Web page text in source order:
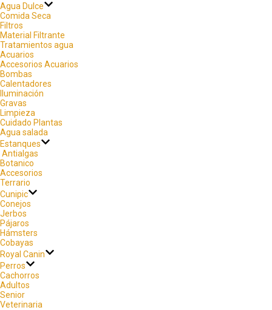
Agua Dulce
Comida Seca
Filtros
Material Filtrante
Tratamientos agua
Acuarios
Accesorios Acuarios
Bombas
Calentadores
Iluminación
Gravas
Limpieza
Cuidado Plantas
Agua salada
Estanques
Antialgas
Botanico
Accesorios
Terrario
Cunipic
Conejos
Jerbos
Pájaros
Hámsters
Cobayas
Royal Canin
Perros
Cachorros
Adultos
Senior
Veterinaria